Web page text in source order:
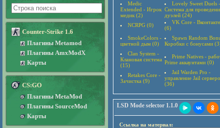
Medic
Extended - Игрок
медик (2)
Lovely Sweet Duels -
Система для
дуэлей (24)
NCRPG (0)
VK Core - Вконтакте
(6)
SmokeColors -
цветной дым (0)
Spawn Random
Коробки с бонусами
Clan System -
Клановая система
(15)
Prime Natives -
Prime аккаунтами (0)
Retakes Core -
Зачистка (9)
Jail Warden Pro -
управление Jail
(36)
LSD Mode selector 1.1.0
Ссылка на материал:
Counter-Strike 1.6
Плагины Metamod
Плагины AmxModX
Карты
CS:GO
Плагины MetaMod
Плагины SourceMod
Карты